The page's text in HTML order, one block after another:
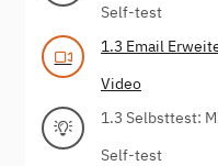
Self-test
1.3 Email
Video
1.3 Selbsttest:
Self-test